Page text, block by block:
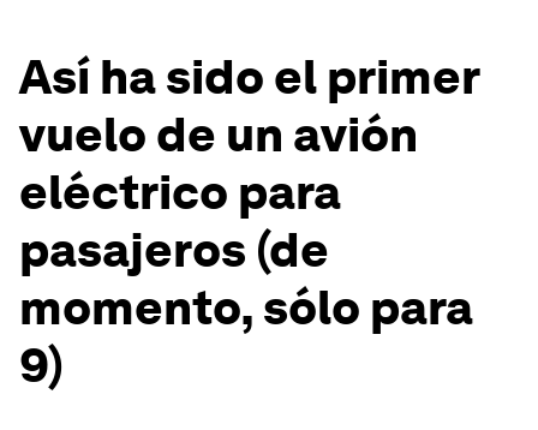
Así ha sido el primer
vuelo de un avión
eléctrico para
pasajeros (de
momento, sólo para
9)